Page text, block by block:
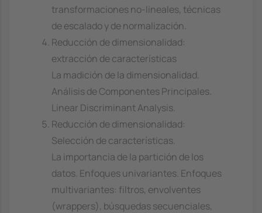
transformaciones no-lineales, técnicas
de escalado y de normalización.
Reducción de dimensionalidad:
extracción de características
La madición de la dimensionalidad.
Análisis de Componentes Principales.
Linear Discriminant Analysis.
Reducción de dimensionalidad:
Selección de características.
La importancia de la partición de los
datos. Enfoques univariantes. Enfoques
multivariantes: filtros, envolventes
(wrappers), búsquedas secuenciales,